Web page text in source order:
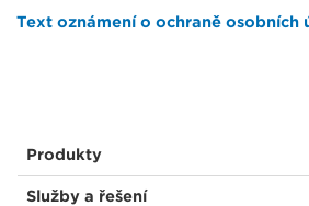
Text oznámení o ochraně osobních
Produkty
Služby a řešení